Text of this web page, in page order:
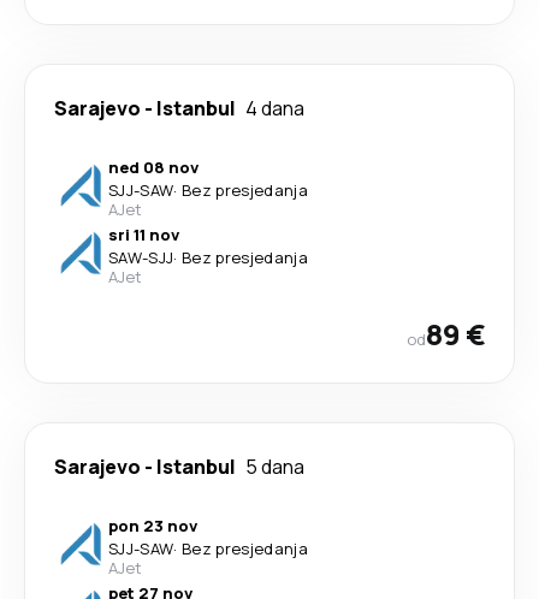
Sarajevo - Istanbul 4 dana
ned 08 nov
SJJ-SAW· Bez presjedanja
AJet
sri 11 nov
SAW-SJJ· Bez presjedanja
AJet
od89 €
Sarajevo - Istanbul 5 dana
pon 23 nov
SJJ-SAW· Bez presjedanja
AJet
pet 27 nov